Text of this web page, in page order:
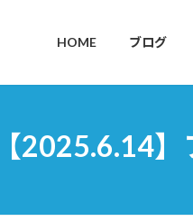
HOME ブログ
【2025.6.14